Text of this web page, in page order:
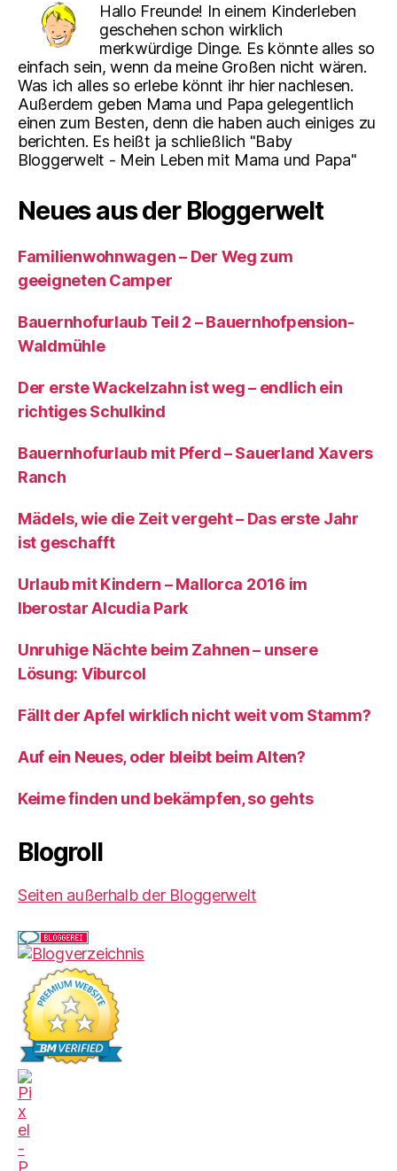
Hallo Freunde! In einem Kinderleben
geschehen schon wirklich
merkwürdige Dinge. Es könnte alles so
einfach sein, wenn da meine Großen nicht wären.
Was ich alles so erlebe könnt ihr hier nachlesen.
Außerdem geben Mama und Papa gelegentlich
einen zum Besten, denn die haben auch einiges zu
berichten. Es heißt ja schließlich "Baby
Bloggerwelt - Mein Leben mit Mama und Papa"
Neues aus der Bloggerwelt
Familienwohnwagen – Der Weg zum
geeigneten Camper
Bauernhofurlaub Teil 2 – Bauernhofpension-
Waldmühle
Der erste Wackelzahn ist weg – endlich ein
richtiges Schulkind
Bauernhofurlaub mit Pferd – Sauerland Xavers
Ranch
Mädels, wie die Zeit vergeht – Das erste Jahr
ist geschafft
Urlaub mit Kindern – Mallorca 2016 im
Iberostar Alcudia Park
Unruhige Nächte beim Zahnen – unsere
Lösung: Viburcol
Fällt der Apfel wirklich nicht weit vom Stamm?
Auf ein Neues, oder bleibt beim Alten?
Keime finden und bekämpfen, so gehts
Blogroll
Seiten außerhalb der Bloggerwelt